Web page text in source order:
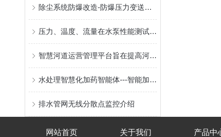
除尘系统防爆改造-防爆压力变送器、防爆温度变送器、防爆压差变送器产品在易燃易爆化工现场监测的应用
压力、温度、流量在水泵性能测试改造现场的应用
智慧河道运营管理平台旨在提高河道运营效率和管理水平
水处理智慧化加药智能体---智能加药，智慧水处理
排水管网无线分散点监控介绍
网站首页 关于我们 产品中